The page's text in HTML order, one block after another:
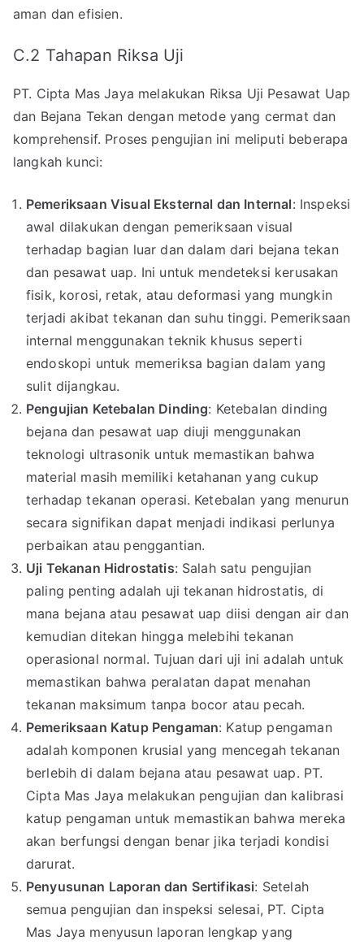
aman dan efisien.
C.2 Tahapan Riksa Uji
PT. Cipta Mas Jaya melakukan Riksa Uji Pesawat Uap
dan Bejana Tekan dengan metode yang cermat dan
komprehensif. Proses pengujian ini meliputi beberapa
langkah kunci:
Pemeriksaan Visual Eksternal dan Internal: Inspeksi
awal dilakukan dengan pemeriksaan visual
terhadap bagian luar dan dalam dari bejana tekan
dan pesawat uap. Ini untuk mendeteksi kerusakan
fisik, korosi, retak, atau deformasi yang mungkin
terjadi akibat tekanan dan suhu tinggi. Pemeriksaan
internal menggunakan teknik khusus seperti
endoskopi untuk memeriksa bagian dalam yang
sulit dijangkau.
Pengujian Ketebalan Dinding: Ketebalan dinding
bejana dan pesawat uap diuji menggunakan
teknologi ultrasonik untuk memastikan bahwa
material masih memiliki ketahanan yang cukup
terhadap tekanan operasi. Ketebalan yang menurun
secara signifikan dapat menjadi indikasi perlunya
perbaikan atau penggantian.
Uji Tekanan Hidrostatis: Salah satu pengujian
paling penting adalah uji tekanan hidrostatis, di
mana bejana atau pesawat uap diisi dengan air dan
kemudian ditekan hingga melebihi tekanan
operasional normal. Tujuan dari uji ini adalah untuk
memastikan bahwa peralatan dapat menahan
tekanan maksimum tanpa bocor atau pecah.
Pemeriksaan Katup Pengaman: Katup pengaman
adalah komponen krusial yang mencegah tekanan
berlebih di dalam bejana atau pesawat uap. PT.
Cipta Mas Jaya melakukan pengujian dan kalibrasi
katup pengaman untuk memastikan bahwa mereka
akan berfungsi dengan benar jika terjadi kondisi
darurat.
Penyusunan Laporan dan Sertifikasi: Setelah
semua pengujian dan inspeksi selesai, PT. Cipta
Mas Jaya menyusun laporan lengkap yang